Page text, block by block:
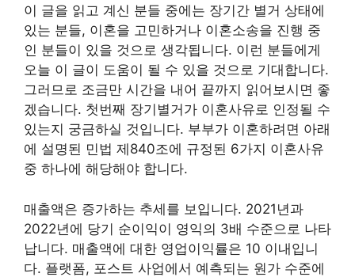
이 글을 읽고 계신 분들 중에는 장기간 별거 상태에
있는 분들, 이혼을 고민하거나 이혼소송을 진행 중
인 분들이 있을 것으로 생각됩니다. 이런 분들에게
오늘 이 글이 도움이 될 수 있을 것으로 기대합니다.
그러므로 조금만 시간을 내어 끝까지 읽어보시면 좋
겠습니다. 첫번째 장기별거가 이혼사유로 인정될 수
있는지 궁금하실 것입니다. 부부가 이혼하려면 아래
에 설명된 민법 제840조에 규정된 6가지 이혼사유
중 하나에 해당해야 합니다.
매출액은 증가하는 추세를 보입니다. 2021년과
2022년에 당기 순이익이 영익의 3배 수준으로 나타
납니다. 매출액에 대한 영업이익률은 10 이내입니
다. 플랫폼, 포스트 사업에서 예측되는 원가 수준에